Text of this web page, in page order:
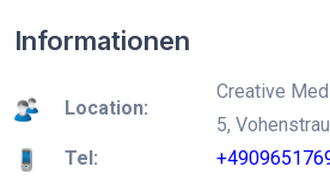
Informationen
Location:
Creative
5,
Tel: